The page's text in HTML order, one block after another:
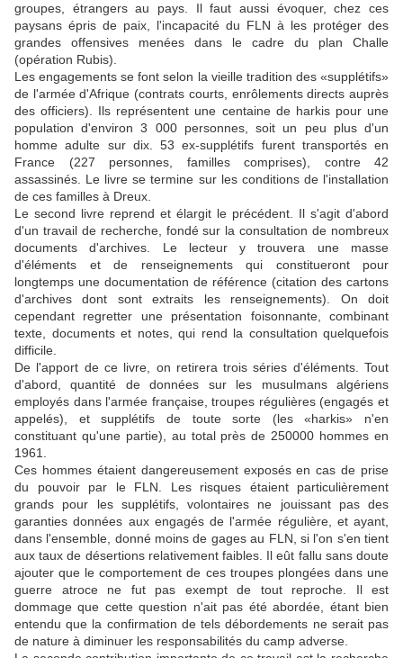
groupes, étrangers au pays. Il faut aussi évoquer, chez ces
paysans épris de paix, l'incapacité du FLN à les protéger des
grandes offensives menées dans le cadre du plan Challe
(opération Rubis).
Les engagements se font selon la vieille tradition des «supplétifs»
de l'armée d'Afrique (contrats courts, enrôlements directs auprès
des officiers). Ils représentent une centaine de harkis pour une
population d'environ 3 000 personnes, soit un peu plus d'un
homme adulte sur dix. 53 ex-supplétifs furent transportés en
France (227 personnes, familles comprises), contre 42
assassinés. Le livre se termine sur les conditions de l'installation
de ces familles à Dreux.
Le second livre reprend et élargit le précédent. Il s'agit d'abord
d'un travail de recherche, fondé sur la consultation de nombreux
documents d'archives. Le lecteur y trouvera une masse
d'éléments et de renseignements qui constitueront pour
longtemps une documentation de référence (citation des cartons
d'archives dont sont extraits les renseignements). On doit
cependant regretter une présentation foisonnante, combinant
texte, documents et notes, qui rend la consultation quelquefois
difficile.
De l'apport de ce livre, on retirera trois séries d'éléments. Tout
d'abord, quantité de données sur les musulmans algériens
employés dans l'armée française, troupes régulières (engagés et
appelés), et supplétifs de toute sorte (les «harkis» n'en
constituant qu'une partie), au total près de 250000 hommes en
1961.
Ces hommes étaient dangereusement exposés en cas de prise
du pouvoir par le FLN. Les risques étaient particulièrement
grands pour les supplétifs, volontaires ne jouissant pas des
garanties données aux engagés de l'armée régulière, et ayant,
dans l'ensemble, donné moins de gages au FLN, si l'on s'en tient
aux taux de désertions relativement faibles. Il eût fallu sans doute
ajouter que le comportement de ces troupes plongées dans une
guerre atroce ne fut pas exempt de tout reproche. Il est
dommage que cette question n'ait pas été abordée, étant bien
entendu que la confirmation de tels débordements ne serait pas
de nature à diminuer les responsabilités du camp adverse.